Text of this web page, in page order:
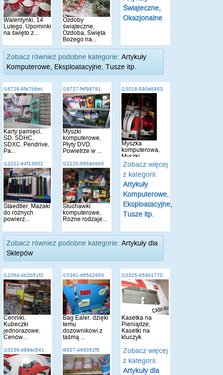
Walentynki, 14
Lutego, Upominki
na święto z...
Ozdoby
świąteczne,
Ozdoba, Święta
Bożego na...
Świąteczne,
Okazjonalne
Zobacz również podobne kategorie: Artykuły
Komputerowe, Eksploatacyjne, Tusze itp.
i16729-9fa7b8ec
Karty pamięci,
SD, SDHC,
SDXC, Pendrive,
Pa...
i16727-fef98791
Myszki
komputerowe,
Płyty DVD,
Powietrze w ...
i15018-590a6953
Myszka
komputerowa,
Myszki
komputerowe
i12221-e4f13002
Staedtler, Mazaki
do różnych
powierz...
i12220-566a0de5
Słuchawki
komputerowe,
Różne rodzaje...
Zobacz więcej
z kategorii:
Artykuły
Komputerowe,
Eksploatacyjne,
Tusze itp.
Zobacz również podobne kategorie: Artykuły dla
Sklepów
i12064-4b2b51f2
Cenniki,
Kubeczki
jednorazowe,
Cenów...
i10381-d6542663
Bag Ealer, dzięki
temu
dozownikowi z
taśmą ...
i10325-b59d1770
Kasetka na
Pieniądze,
Kasetki na
kluczyk
i10236-d88ac541 i9927-469052f8
Zobacz więcej
z kategorii:
Artykuły dla